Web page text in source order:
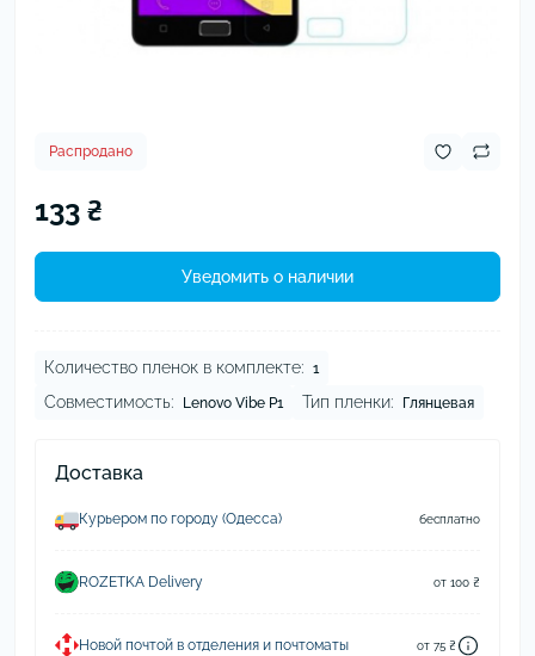
Распродано
133 ₴
Уведомить о наличии
Количество пленок в комплекте: 1
Совместимость: Lenovo Vibe P1 Тип пленки: Глянцевая
Доставка
Курьером по городу (Одесса) бесплатно
ROZETKA Delivery от 100 ₴
Новой почтой в отделения и почтоматы от 75 ₴